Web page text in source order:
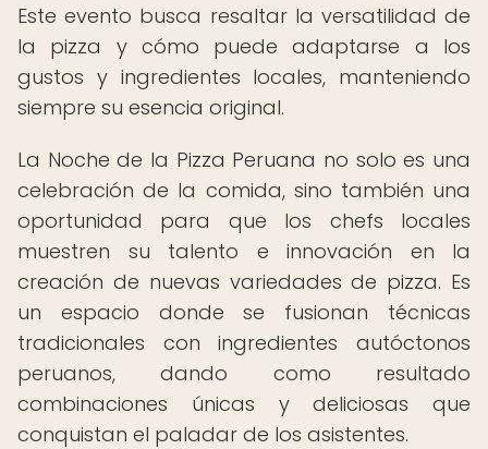
Este evento busca resaltar la versatilidad de
la pizza y cómo puede adaptarse a los
gustos y ingredientes locales, manteniendo
siempre su esencia original.
La Noche de la Pizza Peruana no solo es una
celebración de la comida, sino también una
oportunidad para que los chefs locales
muestren su talento e innovación en la
creación de nuevas variedades de pizza. Es
un espacio donde se fusionan técnicas
tradicionales con ingredientes autóctonos
peruanos, dando como resultado
combinaciones únicas y deliciosas que
conquistan el paladar de los asistentes.